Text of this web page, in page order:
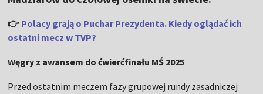
👉 Polacy grają o Puchar Prezydenta. Kiedy oglądać ich
ostatni mecz w TVP?
Węgry z awansem do ćwierćfinału MŚ 2025
Przed ostatnim meczem fazy grupowej rundy zasadniczej